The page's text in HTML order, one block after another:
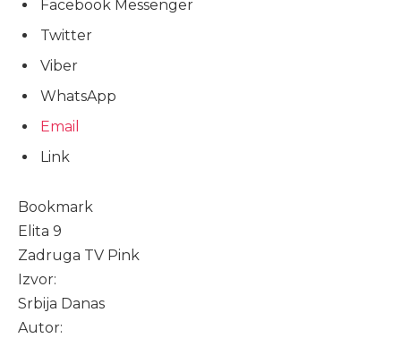
Facebook Messenger
Twitter
Viber
WhatsApp
Email
Link
Bookmark
Elita 9
Zadruga TV Pink
Izvor:
Srbija Danas
Autor: